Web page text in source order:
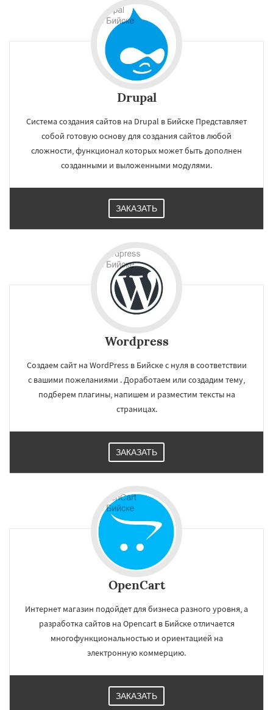
Drupal
Система создания сайтов на Drupal в Бийске Представляет
собой готовую основу для создания сайтов любой
сложности, функционал которых может быть дополнен
созданными и выложенными модулями.
ЗАКАЗАТЬ
Wordpress
Создаем сайт на WordPress в Бийске с нуля в соответствии
с вашими пожеланиями . Доработаем или создадим тему,
подберем плагины, напишем и разместим тексты на
страницах.
ЗАКАЗАТЬ
OpenCart
Интернет магазин подойдет для бизнеса разного уровня, а
разработка сайтов на Opencart в Бийске отличается
многофункциональностью и ориентацией на
электронную коммерцию.
ЗАКАЗАТЬ